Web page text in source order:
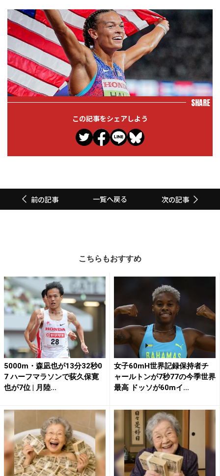
SHARE
この記事をシェアしよう
前の記事 一覧へ戻る 次の記事
こちらもおすすめ
5000m・森凪也が13分32秒0
7 ハーフマラソンで荻久保寛
也が7位 | 月陸...
女子60mH世界記録保持者チ
ャールトンが7秒77の今季世界
最高 ドッソが60mイ...